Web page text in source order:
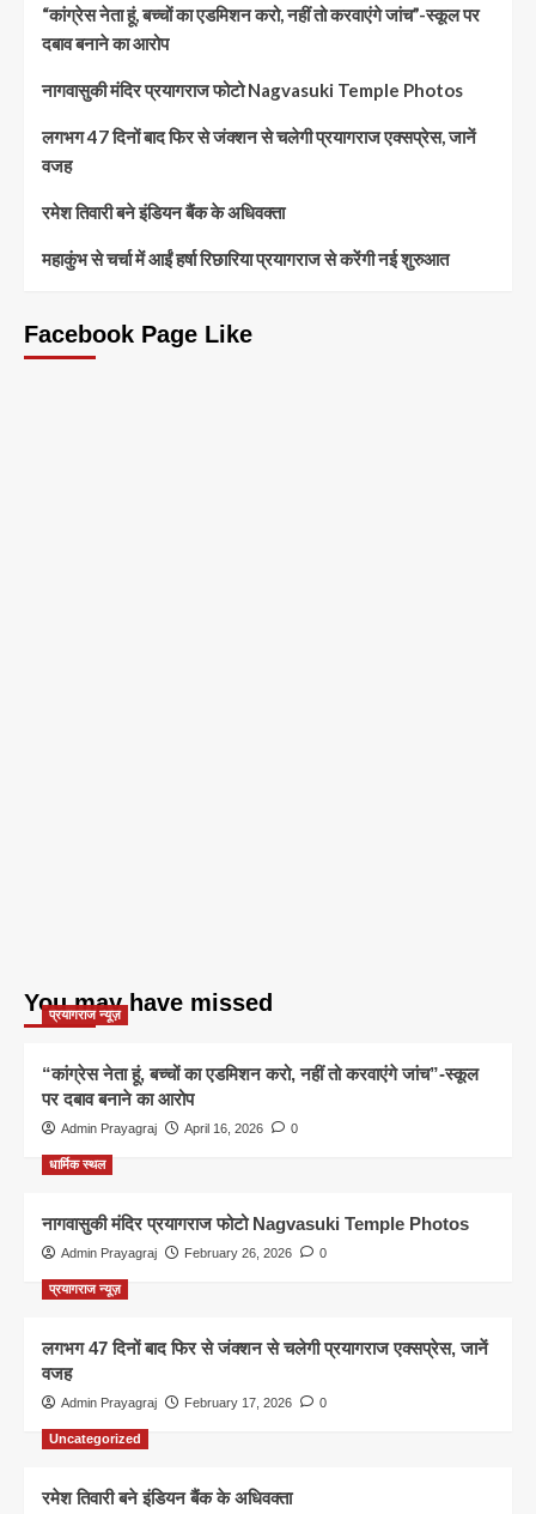
“कांग्रेस नेता हूं, बच्चों का एडमिशन करो, नहीं तो करवाएंगे जांच”-स्कूल पर
दबाव बनाने का आरोप
नागवासुकी मंदिर प्रयागराज फोटो Nagvasuki Temple Photos
लगभग 47 दिनों बाद फिर से जंक्शन से चलेगी प्रयागराज एक्सप्रेस, जानें
वजह
रमेश तिवारी बने इंडियन बैंक के अधिवक्ता
महाकुंभ से चर्चा में आईं हर्षा रिछारिया प्रयागराज से करेंगी नई शुरुआत
Facebook Page Like
You may have missed
प्रयागराज न्यूज़
“कांग्रेस नेता हूं, बच्चों का एडमिशन करो, नहीं तो करवाएंगे जांच”-स्कूल
पर दबाव बनाने का आरोप
Admin Prayagraj April 16, 2026 0
धार्मिक स्थल
नागवासुकी मंदिर प्रयागराज फोटो Nagvasuki Temple Photos
Admin Prayagraj February 26, 2026 0
प्रयागराज न्यूज़
लगभग 47 दिनों बाद फिर से जंक्शन से चलेगी प्रयागराज एक्सप्रेस, जानें
वजह
Admin Prayagraj February 17, 2026 0
Uncategorized
रमेश तिवारी बने इंडियन बैंक के अधिवक्ता